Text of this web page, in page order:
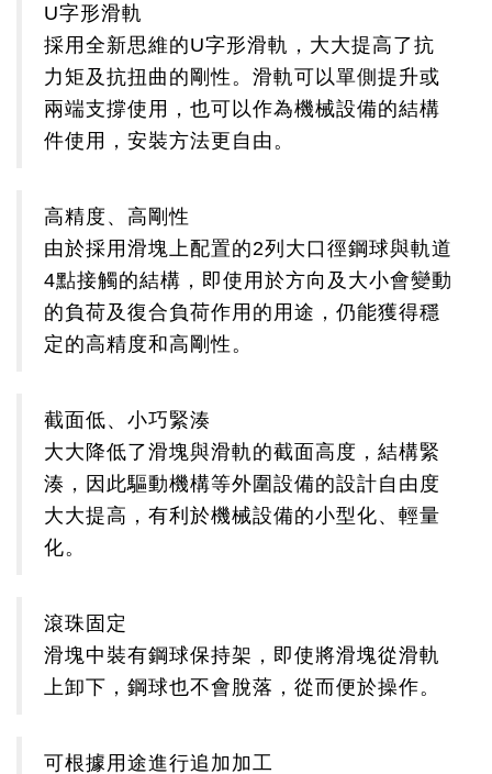
U字形滑軌
採用全新思維的U字形滑軌，大大提高了抗
力矩及抗扭曲的剛性。滑軌可以單側提升或
兩端支撐使用，也可以作為機械設備的結構
件使用，安裝方法更自由。
高精度、高剛性
由於採用滑塊上配置的2列大口徑鋼球與軌道
4點接觸的結構，即使用於方向及大小會變動
的負荷及復合負荷作用的用途，仍能獲得穩
定的高精度和高剛性。
截面低、小巧緊湊
大大降低了滑塊與滑軌的截面高度，結構緊
湊，因此驅動機構等外圍設備的設計自由度
大大提高，有利於機械設備的小型化、輕量
化。
滾珠固定
滑塊中裝有鋼球保持架，即使將滑塊從滑軌
上卸下，鋼球也不會脫落，從而便於操作。
可根據用途進行追加加工